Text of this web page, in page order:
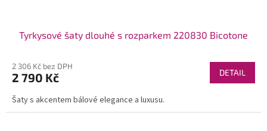
Tyrkysové šaty dlouhé s rozparkem 220830 Bicotone
2 306 Kč bez DPH
2 790 Kč DETAIL
Šaty s akcentem bálové elegance a luxusu.